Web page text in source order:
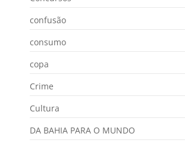
confusão
consumo
copa
Crime
Cultura
DA BAHIA PARA O MUNDO